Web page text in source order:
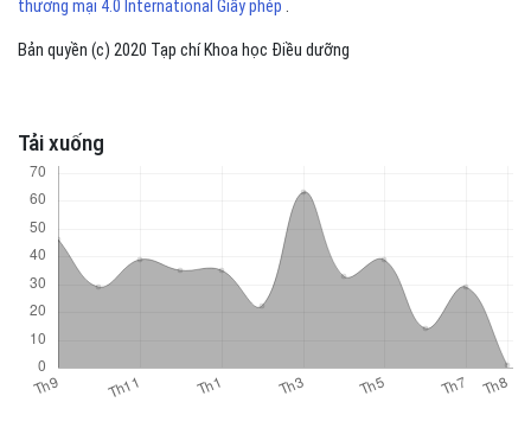
Tải xuống
thương mại 4.0 International Giấy phép .
Bản quyền (c) 2020 Tạp chí Khoa học Điều dưỡng